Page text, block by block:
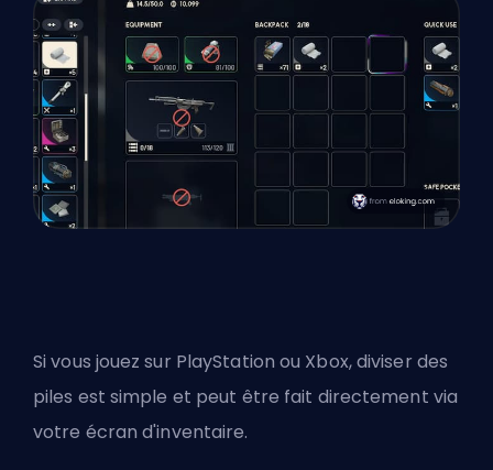
Si vous jouez sur PlayStation ou Xbox, diviser des
piles est simple et peut être fait directement via
votre écran d'inventaire.